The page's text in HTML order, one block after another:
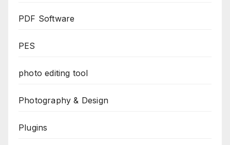
PDF Software
PES
photo editing tool
Photography & Design
Plugins